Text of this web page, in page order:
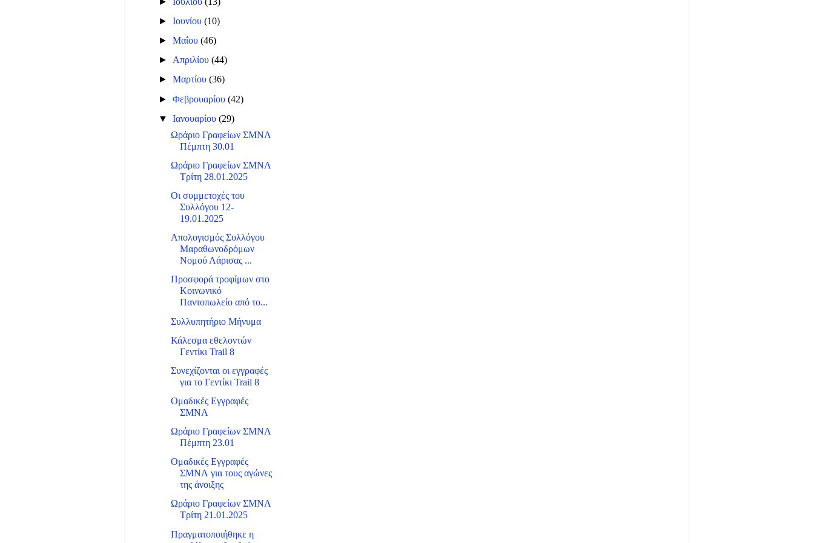
►Ιουνίου(10)
►Μαΐου(46)
► Απριλίου(44)
►Μαρτίου(36)
►Φεβρουαρίου(42)
▼Ιανουαρίου(29)
Ωράριο Γραφείων ΣΜΝΛ
Πέμπτη 30.01
Ωράριο Γραφείων ΣΜΝΛ
Τρίτη 28.01.2025
Οι συμμετοχές του
Συλλόγου 12-
19.01.2025
Απολογισμός Συλλόγου
Μαραθωνοδρόμων
Νομού Λάρισας ...
Προσφορά τροφίμων στο
Κοινωνικό
Παντοπωλείο από το...
Συλλυπητήριο Μήνυμα
Κάλεσμα εθελοντών
Γεντίκι Trail 8
Συνεχίζονται οι εγγραφές
για το Γεντίκι Trail 8
Ομαδικές Εγγραφές
ΣΜΝΛ
Ωράριο Γραφείων ΣΜΝΛ
Πέμπτη 23.01
Ομαδικές Εγγραφές
ΣΜΝΛ για τους αγώνες
της άνοιξης
Ωράριο Γραφείων ΣΜΝΛ
Τρίτη 21.01.2025
Πραγματοποιήθηκε η